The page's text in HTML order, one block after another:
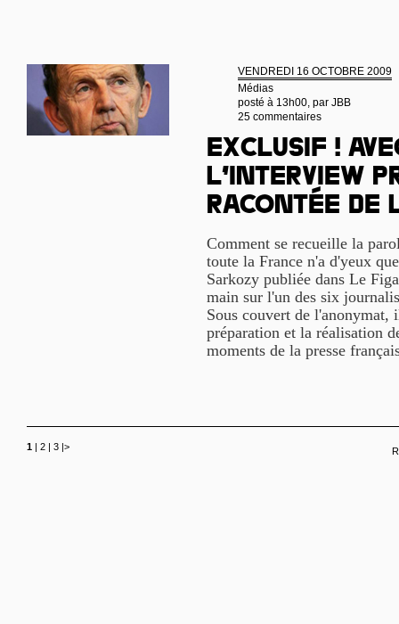
VENDREDI 16 OCTOBRE 2009
Médias
posté à 13h00, par JBB
25 commentaires
Exclusif !
l’interview
racontée de
Comment se recueille la
toute la France n'a d'yeux
Sarkozy publiée dans Le
main sur l'un des six
Sous couvert de l'anonymat,
préparation et la réalisation
moments de la presse
1 | 2 | 3 |>